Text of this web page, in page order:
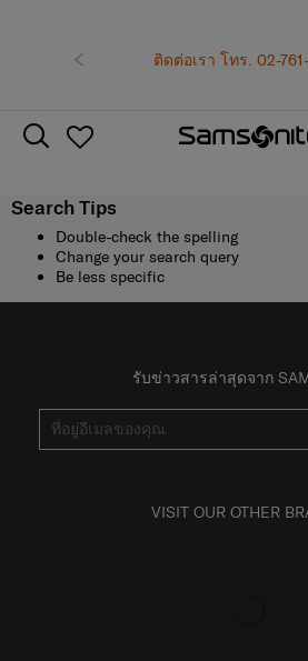
ติดต่อเรา โทร. 02-
Search Tips
Double-check the spelling
Change your search query
Be less specific
รับข่าวสารล่าสุดจาก
VISIT OUR OTHER